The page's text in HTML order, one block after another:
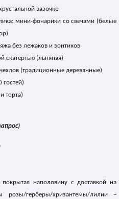
вазочке
мини-фонарики со свечами (белые
без лежаков и зонтиков
скатертью (льняная)
(традиционные деревянные)
гостей)
торта)
покрытая наполовину c доставкой на
розы/герберы/хризантемы/лилии –